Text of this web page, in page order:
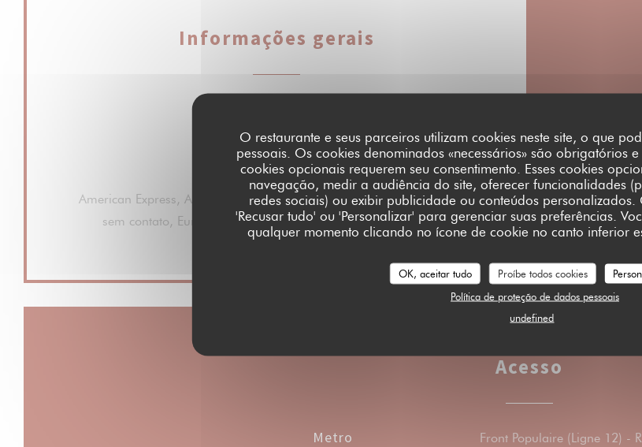
O restaurante e seus parceiros utilizam cookies neste site, o que
pessoais. Os cookies denominados «necessários» são obrigatórios
cookies opcionais requerem seu consentimento. Esses cookies
navegação, medir a audiência do site, oferecer funcionalidades
redes sociais) ou exibir publicidade ou conteúdos
'Recusar tudo' ou 'Personalizar' para gerenciar suas preferências.
qualquer momento clicando no ícone de cookie no canto inferior
OK, aceitar tudo Proíbe todos cookies
Política de proteção de dados pessoais
undefined
Informações gerais
Esplanada
Métodos de pagamento
American Express, Amex, Dinheiro, Cartão Azul, Apple Pay, Pagamento
sem contato, Eurocard/Mastercard, Títulos de restaurante, Visa
Sab-Dom
Acesso
Metro Front Populaire (Ligne 12) -